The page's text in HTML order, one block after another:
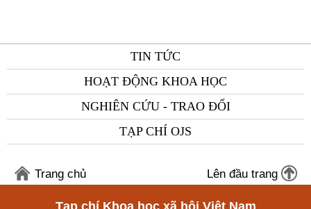
TIN TỨC
HOẠT ĐỘNG KHOA HỌC
NGHIÊN CỨU - TRAO ĐỔI
TẠP CHÍ OJS
Trang chủ Lên đầu trang
Tạp chí Khoa học xã hội Việt Nam